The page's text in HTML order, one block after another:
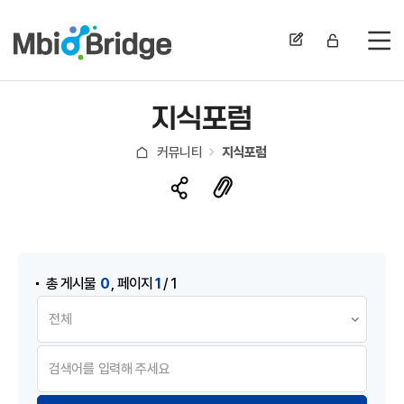
전
지식포럼
커뮤니티 지식포럼
총 게시물 0 ,페이지1/ 1